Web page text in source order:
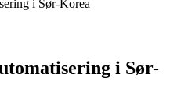
i Sør-Korea
i Sør-